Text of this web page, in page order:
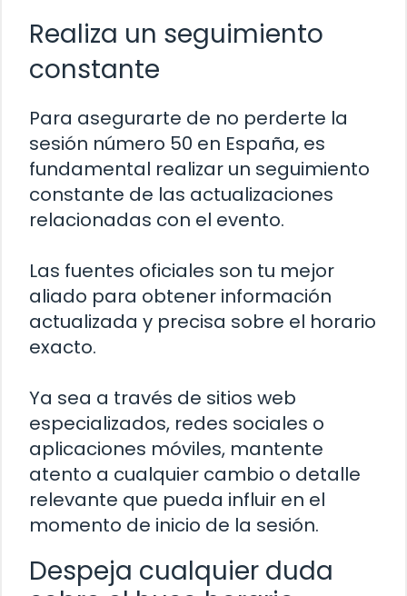
Realiza un seguimiento
constante
Para asegurarte de no perderte la
sesión número 50 en España, es
fundamental realizar un seguimiento
constante de las actualizaciones
relacionadas con el evento.
Las fuentes oficiales son tu mejor
aliado para obtener información
actualizada y precisa sobre el horario
exacto.
Ya sea a través de sitios web
especializados, redes sociales o
aplicaciones móviles, mantente
atento a cualquier cambio o detalle
relevante que pueda influir en el
momento de inicio de la sesión.
Despeja cualquier duda